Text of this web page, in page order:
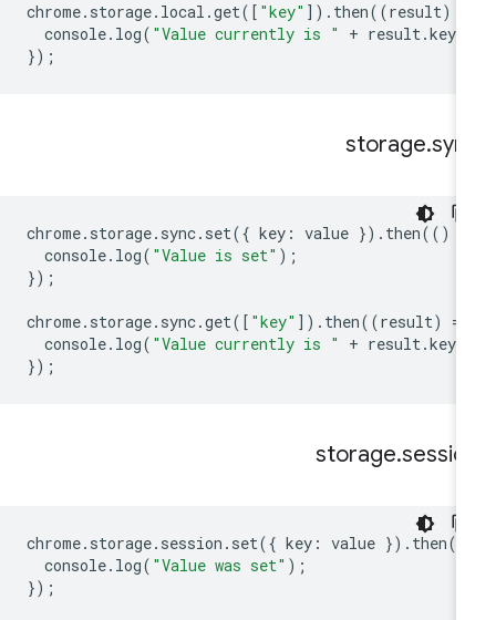
chrome.storage.local.get(["key" ]).then((result
console.log("Value currently is " + result.
storage.
chrome.storage.sync.set ({ key: value }).then
console.log("Value is set"
chrome.storage.sync.get(["key" ]).then((result
console.log("Value currently is " + result.
storage.
chrome.storage.session.set ({ key: value }).then
console.log("Value was set"